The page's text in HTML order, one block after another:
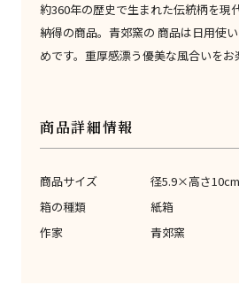
約360年の歴史で生まれた伝統柄を現
納得の商品。青郊窯の 商品は日用使
めです。重厚感漂う優美な風合いをお
商品詳細情報
商品サイズ
径5.9×高さ10cm
箱の種類
紙箱
作家
青郊窯